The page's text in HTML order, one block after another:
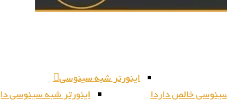
سینوسی خالص داردا
اینورتر شبه سینوسی
اینورتر شبه سینوسی